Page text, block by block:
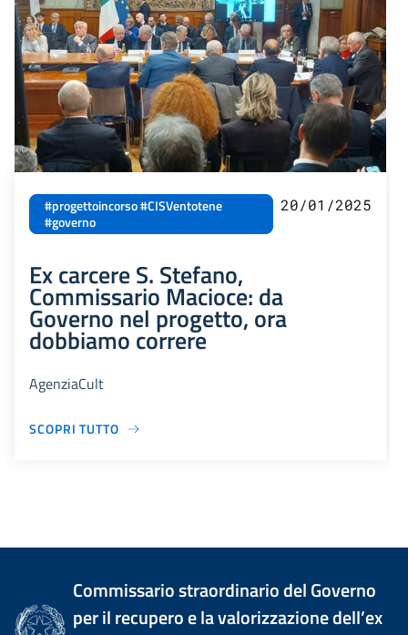
#progettoincorso #CISVentotene
#governo
20/01/2025
Ex carcere S. Stefano,
Commissario Macioce: da
Governo nel progetto, ora
dobbiamo correre
AgenziaCult
SCOPRI TUTTO
Commissario straordinario del Governo
per il recupero e la valorizzazione dell’ex